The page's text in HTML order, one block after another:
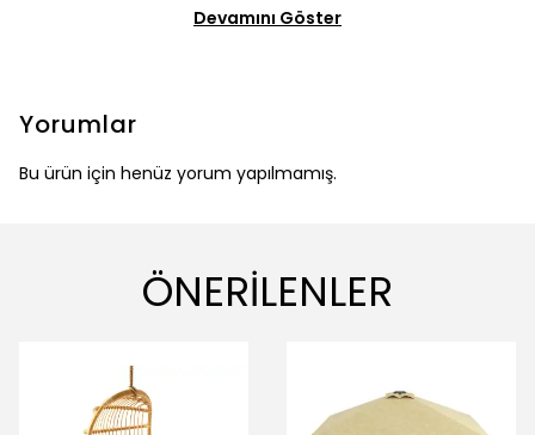
Devamını Göster
Yorumlar
Bu ürün için henüz yorum yapılmamış.
ÖNERİLENLER